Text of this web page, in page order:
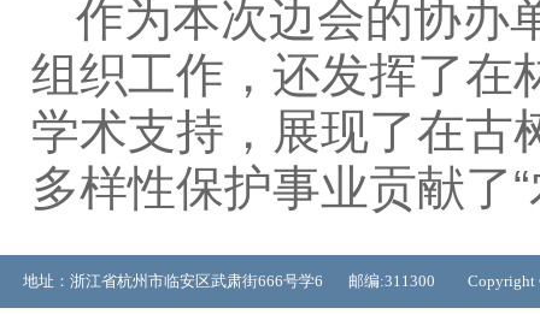
作为本次边会的协办
组织工作，还发挥了在
学术支持，展现了在古
多样性保护事业贡献了
地址：浙江省杭州市临安区武肃街666号学6 邮编:311300 Copyright